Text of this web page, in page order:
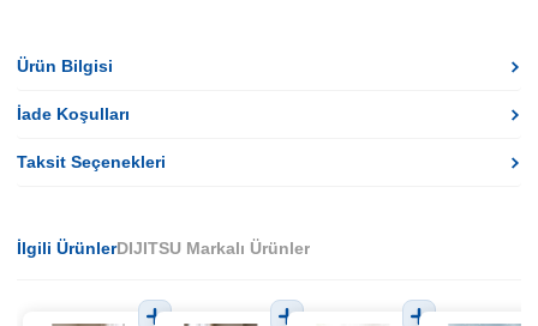
Ürün Bilgisi
İade Koşulları
Taksit Seçenekleri
İlgili ÜrünlerDIJITSU Markalı Ürünler